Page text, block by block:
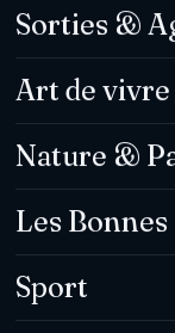
Sorties &
Art de vivre
Nature &
Les
Sport
ce bout de